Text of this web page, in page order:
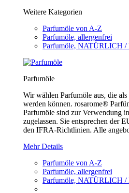
Weitere Kategorien
Parfumöle von A-Z
Parfumöle, allergenfrei
Parfumöle, NATÜRLICH /
Parfumöle
Wir wählen Parfumöle aus, die
werden können. rosarome®
Parfumöle sind zur Verwendung
zugelassen. Sie entsprechen der
den IFRA-Richtlinien. Alle
Mehr Details
Parfumöle von A-Z
Parfumöle, allergenfrei
Parfumöle, NATÜRLICH /